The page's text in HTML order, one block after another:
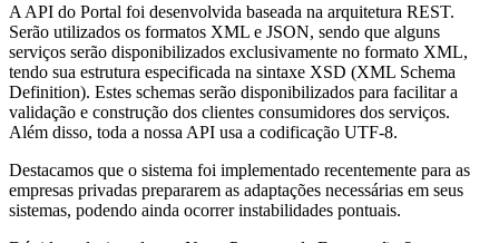
A API do Portal foi desenvolvida baseada na arquitetura REST.
Serão utilizados os formatos XML e JSON, sendo que alguns
serviços serão disponibilizados exclusivamente no formato XML,
tendo sua estrutura especificada na sintaxe XSD (XML Schema
Definition). Estes schemas serão disponibilizados para facilitar a
validação e construção dos clientes consumidores dos serviços.
Além disso, toda a nossa API usa a codificação UTF-8.
Destacamos que o sistema foi implementado recentemente para as
empresas privadas prepararem as adaptações necessárias em seus
sistemas, podendo ainda ocorrer instabilidades pontuais.